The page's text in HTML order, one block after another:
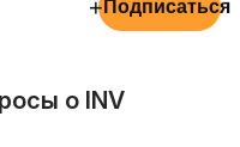
+ Подписаться
о INV